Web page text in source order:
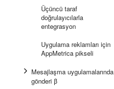
Üçüncü taraf
doğrulayıcılarla
entegrasyon
Uygulama reklamları için
AppMetrica pikseli
Mesajlaşma uygulamalarında
gönderi β